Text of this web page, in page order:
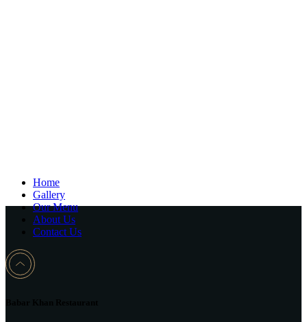
Home
Gallery
Our Menu
About Us
Contact Us